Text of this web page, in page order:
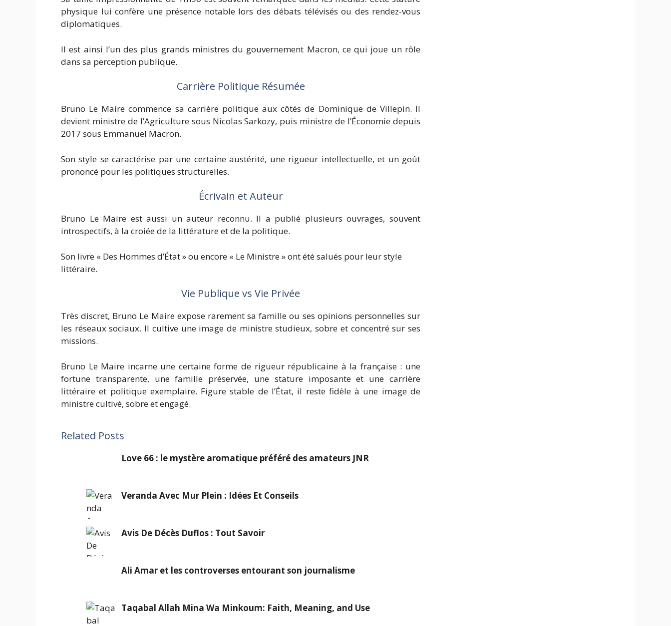
physique lui confère une présence notable lors des débats télévisés ou des rendez-vous
diplomatiques.
Il est ainsi l’un des plus grands ministres du gouvernement Macron, ce qui joue un rôle
dans sa perception publique.
Carrière Politique Résumée
Bruno Le Maire commence sa carrière politique aux côtés de Dominique de Villepin. Il
devient ministre de l’Agriculture sous Nicolas Sarkozy, puis ministre de l’Économie depuis
2017 sous Emmanuel Macron.
Son style se caractérise par une certaine austérité, une rigueur intellectuelle, et un goût
prononcé pour les politiques structurelles.
Écrivain et Auteur
Bruno Le Maire est aussi un auteur reconnu. Il a publié plusieurs ouvrages, souvent
introspectifs, à la croiée de la littérature et de la politique.
Son livre « Des Hommes d’État » ou encore « Le Ministre » ont été salués pour leur style
littéraire.
Vie Publique vs Vie Privée
Très discret, Bruno Le Maire expose rarement sa famille ou ses opinions personnelles sur
les réseaux sociaux. Il cultive une image de ministre studieux, sobre et concentré sur ses
missions.
Bruno Le Maire incarne une certaine forme de rigueur républicaine à la française : une
fortune transparente, une famille préservée, une stature imposante et une carrière
littéraire et politique exemplaire. Figure stable de l’État, il reste fidèle à une image de
ministre cultivé, sobre et engagé.
Related Posts
Love 66 : le mystère aromatique préféré des amateurs JNR
Veranda Avec Mur Plein : Idées Et Conseils
Avis De Décès Duflos : Tout Savoir
Ali Amar et les controverses entourant son journalisme
Taqabal Allah Mina Wa Minkoum: Faith, Meaning, and Use